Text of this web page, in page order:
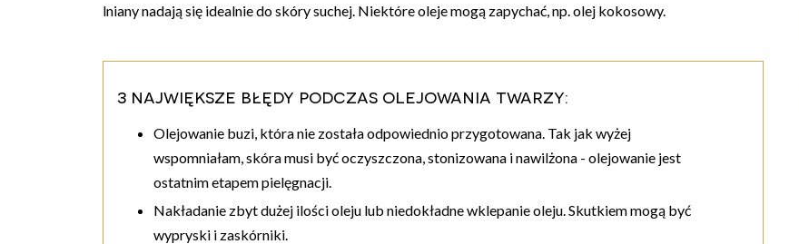
lniany nadają się idealnie do skóry suchej. Niektóre oleje mogą zapychać, np. olej kokosowy.
3 największe błędy podczas olejowania twarzy:
Olejowanie buzi, która nie została odpowiednio przygotowana. Tak jak wyżej
wspomniałam, skóra musi być oczyszczona, stonizowana i nawilżona - olejowanie jest
ostatnim etapem pielęgnacji.
Nakładanie zbyt dużej ilości oleju lub niedokładne wklepanie oleju. Skutkiem mogą być
wypryski i zaskórniki.